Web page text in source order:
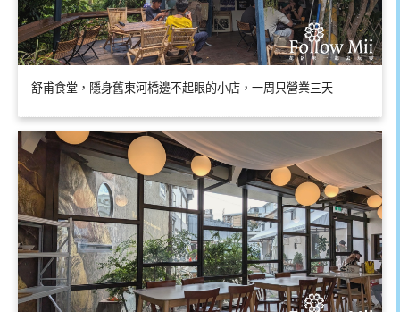
舒甫食堂，隱身舊東河橋邊不起眼的小店，一周只營業三天